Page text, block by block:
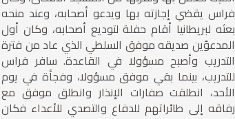
فراس يقضي إجازته بها ويدعو أصحابه، وعند منحه
بعثه لبريطانيا أقام حفلة لتوديع أصحابه، وكان أول
المدعوّين صديقه موفق السلطي الذي عاد من فترة
التدريب وأصبح مسؤولا في القاعدة. سافر فراس
للتدريب، بينما بقي موفق مسؤولا، وفجأة في يوم
الأحد، انطلقت صفارات الإنذار وانطلق موفق مع
رفاقه إلى طائراتهم للدفاع والتصدي للأعداء فكان